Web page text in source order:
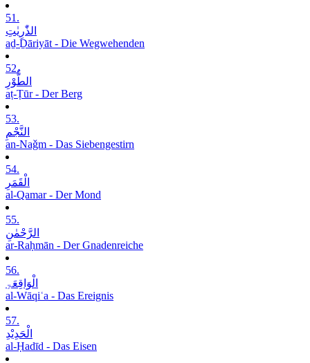
51.
الذّٰرِیٰتِ
aḏ-Ḏāriyāt - Die Wegwehenden
52.
الطُّوْرِ
aṭ-Ṭūr - Der Berg
53.
النَّجْمِ
an-Naǧm - Das Siebengestirn
54.
الْقَمَرِ
al-Qamar - Der Mond
55.
الرَّحْمٰنِ
ar-Raḥmān - Der Gnadenreiche
56.
الْوَاقِعَۃِ
al-Wāqiʿa - Das Ereignis
57.
الْحَدِیْدِ
al-Ḥadīd - Das Eisen